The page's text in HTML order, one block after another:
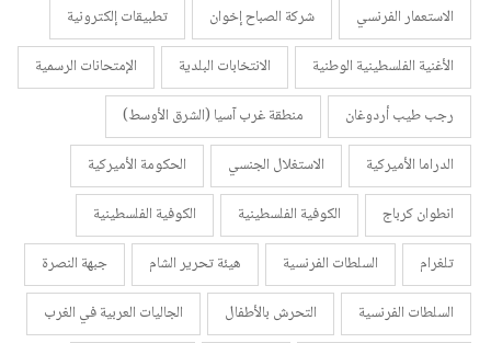
الاستعمار الفرنسي
شركة الصباح إخوان
تطبيقات إلكترونية
الأغنية الفلسطينية الوطنية
الانتخابات البلدية
الإمتحانات الرسمية
رجب طيب أردوغان
منطقة غرب آسيا (الشرق الأوسط)
الدراما الأميركية
الاستغلال الجنسي
الحكومة الأميركية
انطوان كرباج
الكوفية الفلسطينية
الكوفية الفلسطينية
تلغرام
السلطات الفرنسية هيئة تحرير الشام
جبهة النصرة
السلطات الفرنسية
التحرش بالأطفال
الجاليات العربية في الغرب